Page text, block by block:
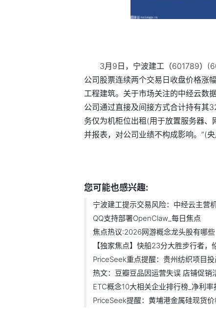
3月9日，宁波建工（601789）
公司股票连续两个交易日收盘价格涨
工程建筑。关于市场关注的中经云数
公司通过直接及间接方式合计持有其
务仅为机柜位出租(用于放置服务器
并报表，对公司业绩不构成影响。”(
您可能也感兴趣:
宁波建工提示交易风险：中经云主营
QQ支持部署OpenClaw_每日焦点
焦点热议:2026网游概念龙头股有哪
【独家焦点】快船23分大胜步行者，
PriceSeek重点提醒：贵州纺织项目投
热文：豆瓣豆品因运营失误 店铺促销
ETC概念10大相关企业排行榜_净利率
PriceSeek提醒：黄埔港金属硅现货价